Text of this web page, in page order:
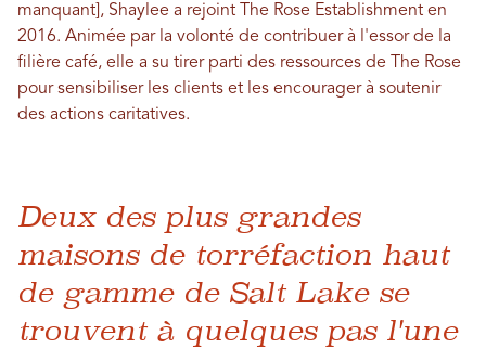
manquant], Shaylee a rejoint The Rose Establishment en
2016. Animée par la volonté de contribuer à l'essor de la
filière café, elle a su tirer parti des ressources de The Rose
pour sensibiliser les clients et les encourager à soutenir
des actions caritatives.
Deux des plus grandes
maisons de torréfaction haut
de gamme de Salt Lake se
trouvent à quelques pas l'une